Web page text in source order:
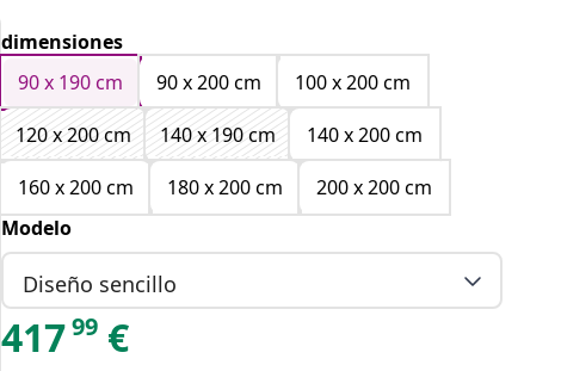
dimensiones
90 x 190 cm
90 x 200 cm
100 x 200 cm
120 x 200 cm
140 x 190 cm
140 x 200 cm
160 x 200 cm
180 x 200 cm
200 x 200 cm
Modelo
Diseño sencillo
41799 €